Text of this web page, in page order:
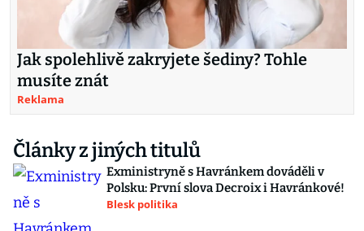
Jak spolehlivě zakryjete šediny? Tohle
musíte znát
Reklama
Články z jiných titulů
Exministryně s Havránkem dováděli v
Polsku: První slova Decroix i Havránkové!
Blesk politika